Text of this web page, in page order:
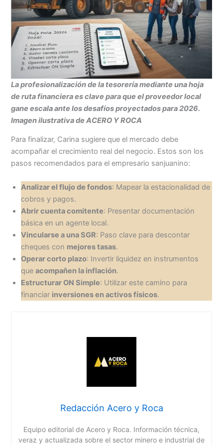
La profesionalización de la tesorería mediante una hoja
de ruta financiera es clave para que el proveedor local
gane escala ante los desafíos proyectados para 2026.
Imagen ilustrativa de ACERO Y ROCA
Para finalizar, Carina sugiere que el mercado debe
acompañar el crecimiento real del negocio. Estos son los
pasos recomendados para el empresario sanjuanino:
Analizar el flujo de fondos: Mapear la estacionalidad de
cobros y pagos.
Abrir cuenta comitente: Presentar documentación
básica en un agente local.
Vincularse a una SGR: Paso clave para descontar
cheques con mejores tasas.
Operar corto plazo: Invertir liquidez en instrumentos
queacompañen la inflación.
Estructurar ON Simple: Utilizar este camino para
financiar inversiones en activos físicos.
Redacción Acero y Roca
Equipo editorial de Acero y Roca. Información técnica,
veraz y actualizada sobre el sector minero e industrial de